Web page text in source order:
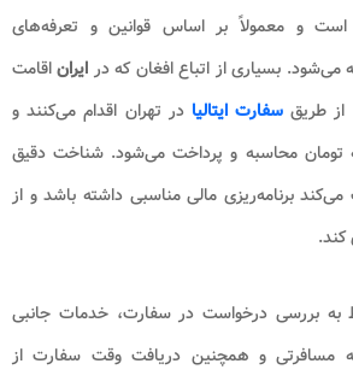
و معمولاً بر اساس قوانین و تعرفه‌های
بسیاری از اتباع افغان که در ایراناقامت
از طریق سفارت ایتالیا در تهران اقدام می‌کنند و
تومان محاسبه و پرداخت می‌شود. شناخت دقیق
برنامه‌ریزی مالی مناسبی داشته باشد و از
به بررسی درخواست در سفارت، خدمات جانبی
مسافرتی و همچنین دریافت وقت سفارت از